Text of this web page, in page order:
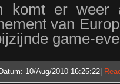
komt er weer
van
game-
10/Aug/2010 16:25:22|